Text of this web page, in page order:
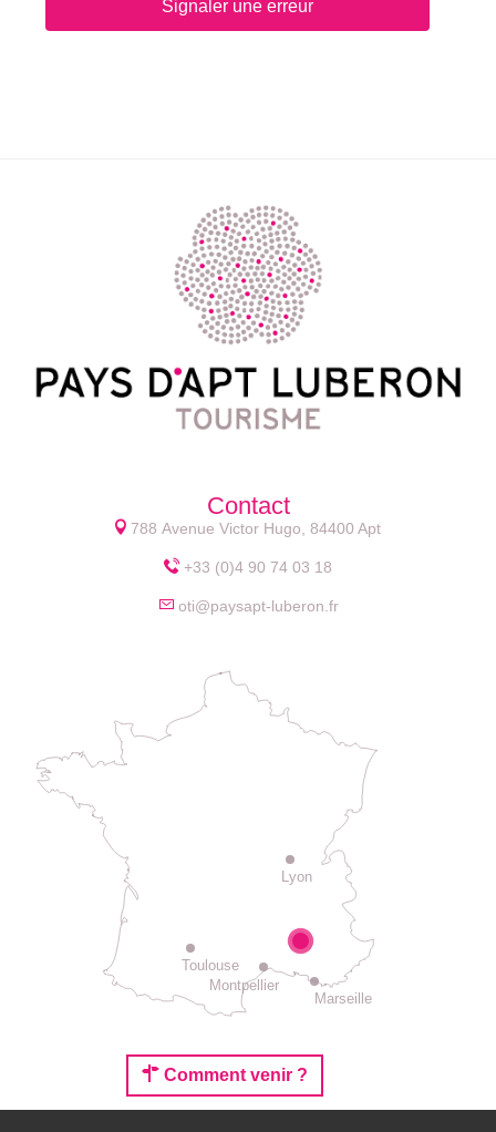
Signaler une erreur
Contact
788 Avenue Victor Hugo, 84400 Apt
+33 (0)4 90 74 03 18
oti@paysapt-luberon.fr
Lyon
Montpellier
Toulouse
Marseille
Comment venir ?